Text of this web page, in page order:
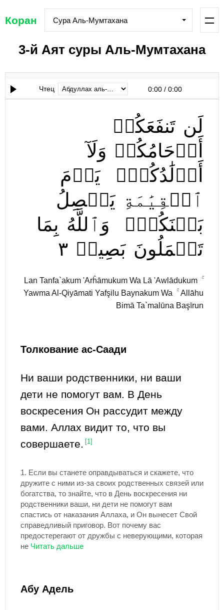
Коран Сура Аль-Мумтахана
3-й Аят суры Аль-Мумтахана
Чтец 0:00 / 0:00
لَن تَنفَعَكُمۡ
أَرۡحَامُكُمۡ وَلَآ
أَوۡلَٰدُكُمۡۚ
يَوۡمَ
ٱلۡقِيَٰمَةِ يَفۡصِلُ
بَيۡنَكُمۡۚ
وَٱللَّهُ بِمَا
تَعۡمَلُونَ بَصِيرٞ ٣
Lan Tanfa`akum 'Arĥāmukum Wa Lā 'Awlādukum ۚ
Yawma Al-Qiyāmati Yafşilu Baynakum Wa ۚ Allāhu
Bimā Ta`malūna Başīrun
Толкование ас-Саади
Ни ваши родственники, ни ваши
дети не помогут вам. В День
воскресения Он рассудит между
вами. Аллах видит то, что вы
совершаете.
[1]
1. Если вы станете оправдываться и скажете, что
дружите с ними из-за своих родственных связей или
богатства, то знайте, что в День воскресения ни
родственники ваши, ни дети не помогут вам
спастись от наказания Аллаха, и Он вынесет Свой
справедливый приговор. Вот почему вас
предостерегают от дружбы с неверующими, которая
не
Абу Адель